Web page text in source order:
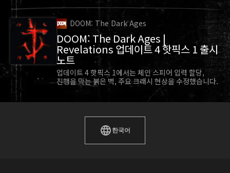
DOOM: The Dark Ages
DOOM: The Dark Ages |
Revelations 업데이트 4 핫픽스 1 출시
노트
업데이트 4 핫픽스 1에서는 체인 스피어 입력 할당,
진행을 막는 붉은 벽, 주요 크래시 현상을 수정했습니다.
한국어